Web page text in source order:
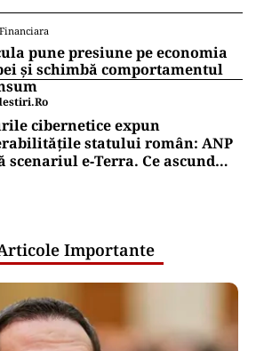
pune presiune pe economia
și schimbă comportamentul
cibernetice expun
statului român: ANP
scenariul e‑Terra. Ce ascund
Importante